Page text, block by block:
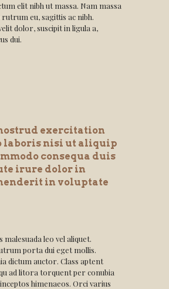
elit nibh ut massa. Nam massa
eu, sagittis ac nibh.
dolor, suscipit in ligula a,
dui.
exercitation
laboris nisi ut aliquip
consequa duis
irure dolor in
in voluptate
malesuada leo vel aliquet.
porta dui eget mollis.
dictum auctor. Class aptent
ad litora torquent per conubia
himenaeos. Orci varius